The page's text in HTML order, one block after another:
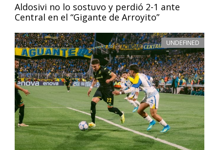
Aldosivi no lo sostuvo y perdió 2-1 ante
Central en el “Gigante de Arroyito”
UNDEFINED